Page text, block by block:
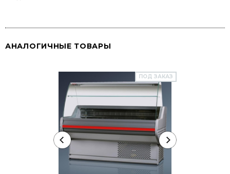
АНАЛОГИЧНЫЕ ТОВАРЫ
ПОД ЗАКАЗ